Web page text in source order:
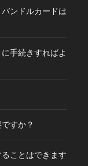
ンドルカードは
手続きすればよ
すか？
ことはできます